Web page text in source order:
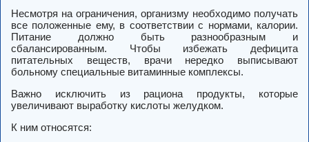
Несмотря на ограничения, организму необходимо получать
все положенные ему, в соответствии с нормами, калории.
Питание должно быть разнообразным и
сбалансированным. Чтобы избежать дефицита
питательных веществ, врачи нередко выписывают
больному специальные витаминные комплексы.
Важно исключить из рациона продукты, которые
увеличивают выработку кислоты желудком.
К ним относятся: